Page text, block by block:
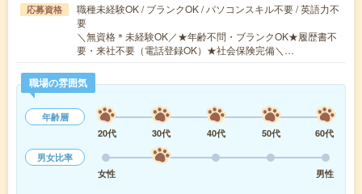
応募資格
職種未経験OK / ブランクOK / パソコンスキル不要 / 英語力不
要
＼無資格＊未経験OK／★年齢不問・ブランクOK★履歴書不
要・来社不要（電話登録OK）★社会保険完備＼…
職場の雰囲気
年齢層
20代
30代 40代 50代
60代
男女比率
女性
男性